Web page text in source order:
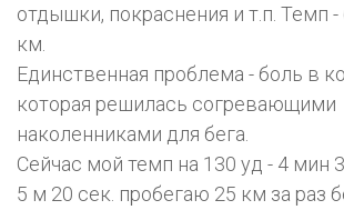
отдышки, покраснения и т.п. Темп
км.
Единственная проблема - боль в
которая решилась согревающими
наколенниками для бега.
Сейчас мой темп на 130 уд - 4 мин
5 м 20 сек. пробегаю 25 км за раз